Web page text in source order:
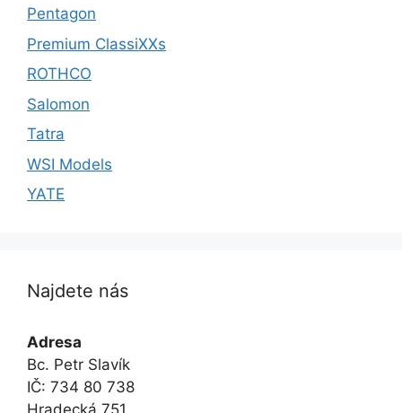
Pentagon
Premium ClassiXXs
ROTHCO
Salomon
Tatra
WSI Models
YATE
Najdete nás
Adresa
Bc. Petr Slavík
IČ: 734 80 738